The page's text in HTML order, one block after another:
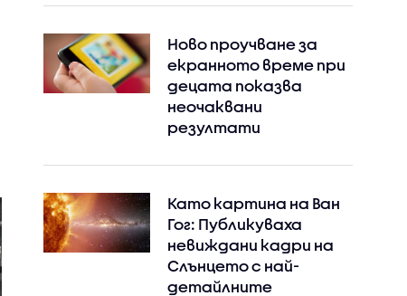
Ново проучване за
екранното време при
децата показва
неочаквани
резултати
Като картина на Ван
Гог: Публикуваха
невиждани кадри на
Слънцето с най-
детайлните